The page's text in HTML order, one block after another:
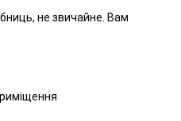
не звичайне. Вам